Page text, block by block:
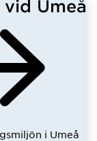
Umeå
i Umeå